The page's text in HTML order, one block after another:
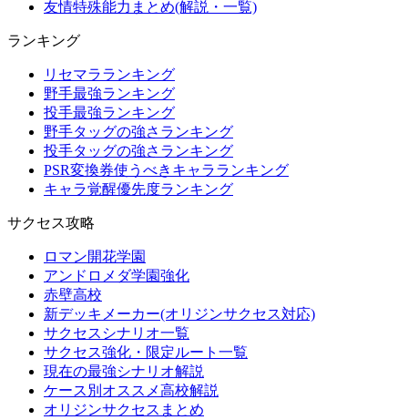
友情特殊能力まとめ(解説・一覧)
ランキング
リセマラランキング
野手最強ランキング
投手最強ランキング
野手タッグの強さランキング
投手タッグの強さランキング
PSR変換券使うべきキャラランキング
キャラ覚醒優先度ランキング
サクセス攻略
ロマン開花学園
アンドロメダ学園強化
赤壁高校
新デッキメーカー(オリジンサクセス対応)
サクセスシナリオ一覧
サクセス強化・限定ルート一覧
現在の最強シナリオ解説
ケース別オススメ高校解説
オリジンサクセスまとめ